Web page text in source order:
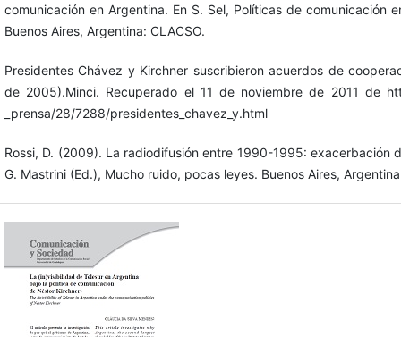
comunicación en Argentina. En S. Sel, Políticas de comunicación
Buenos Aires, Argentina: CLACSO.
Presidentes Chávez y Kirchner suscribieron acuerdos de
de 2005).Minci. Recuperado el 11 de noviembre de 2011 de
_prensa/28/7288/presidentes_chavez_y.html
Rossi, D. (2009). La radiodifusión entre 1990-1995: exacerbación
G. Mastrini (Ed.), Mucho ruido, pocas leyes. Buenos Aires,